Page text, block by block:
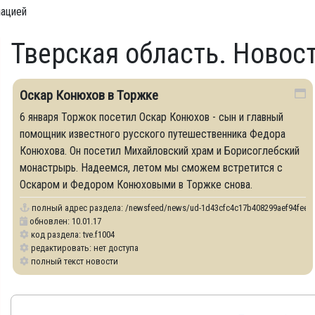
Тверская область.
Оскар Конюхов в Торжке
6 января Торжок посетил Оскар Конюхов - сын и главный
помощник известного русского путешественника Федора
Конюхова. Он посетил Михайловский храм и Борисоглебский
монастрырь. Надеемся, летом мы сможем встретится с
Оскаром и Федором Конюховыми в Торжке снова.
полный адрес раздела: /newsfeed/news/ud-
обновлен: 10.01.17
код раздела: tve.f1004
редактировать: нет доступа
полный текст новости